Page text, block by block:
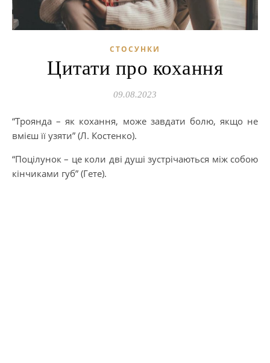
СТОСУНКИ
Цитати про кохання
09.08.2023
“Троянда – як кохання, може завдати болю, якщо не
вмієш її узяти” (Л. Костенко).
“Поцілунок – це коли дві душі зустрічаються між собою
кінчиками губ” (Гете).